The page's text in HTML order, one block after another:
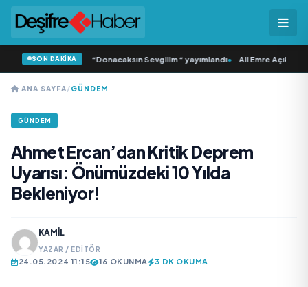
SON DAKİKA
‘dan İkinci Tekli “Donacaksın Sevgilim “ yayımlandı• Ali Emre Açıkgöz
ANA SAYFA/GÜNDEM
GÜNDEM
Ahmet Ercan’dan Kritik Deprem
Uyarısı: Önümüzdeki 10 Yılda
Bekleniyor!
KAMIL
YAZAR / EDITÖR
24.05.2024 11:15 16 OKUNMA 3 DK OKUMA